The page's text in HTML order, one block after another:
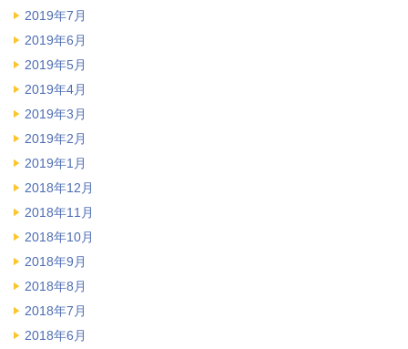
2019年7月
2019年6月
2019年5月
2019年4月
2019年3月
2019年2月
2019年1月
2018年12月
2018年11月
2018年10月
2018年9月
2018年8月
2018年7月
2018年6月